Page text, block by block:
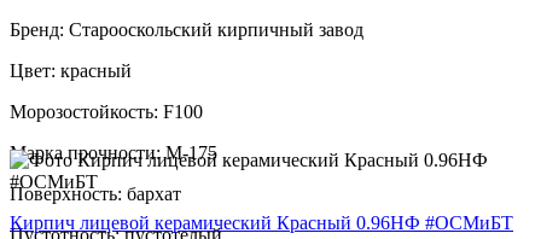
Бренд: Старооскольский кирпичный завод
Цвет: красный
Морозостойкость: F100
Марка прочности: М-175
Поверхность: бархат
Пустотность: пустотелый
Кирпич лицевой керамический Красный 0.96НФ #ОСМиБТ